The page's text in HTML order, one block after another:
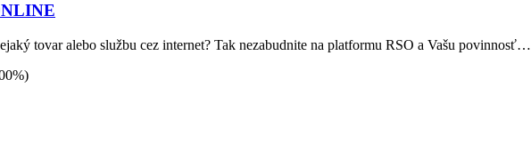
tovar alebo službu cez internet? Tak nezabudnite na platformu RSO a Vašu povinnosť…